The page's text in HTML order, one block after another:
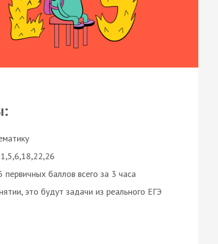
баллов всего за 3 часа
это будут задачи из реального ЕГЭ